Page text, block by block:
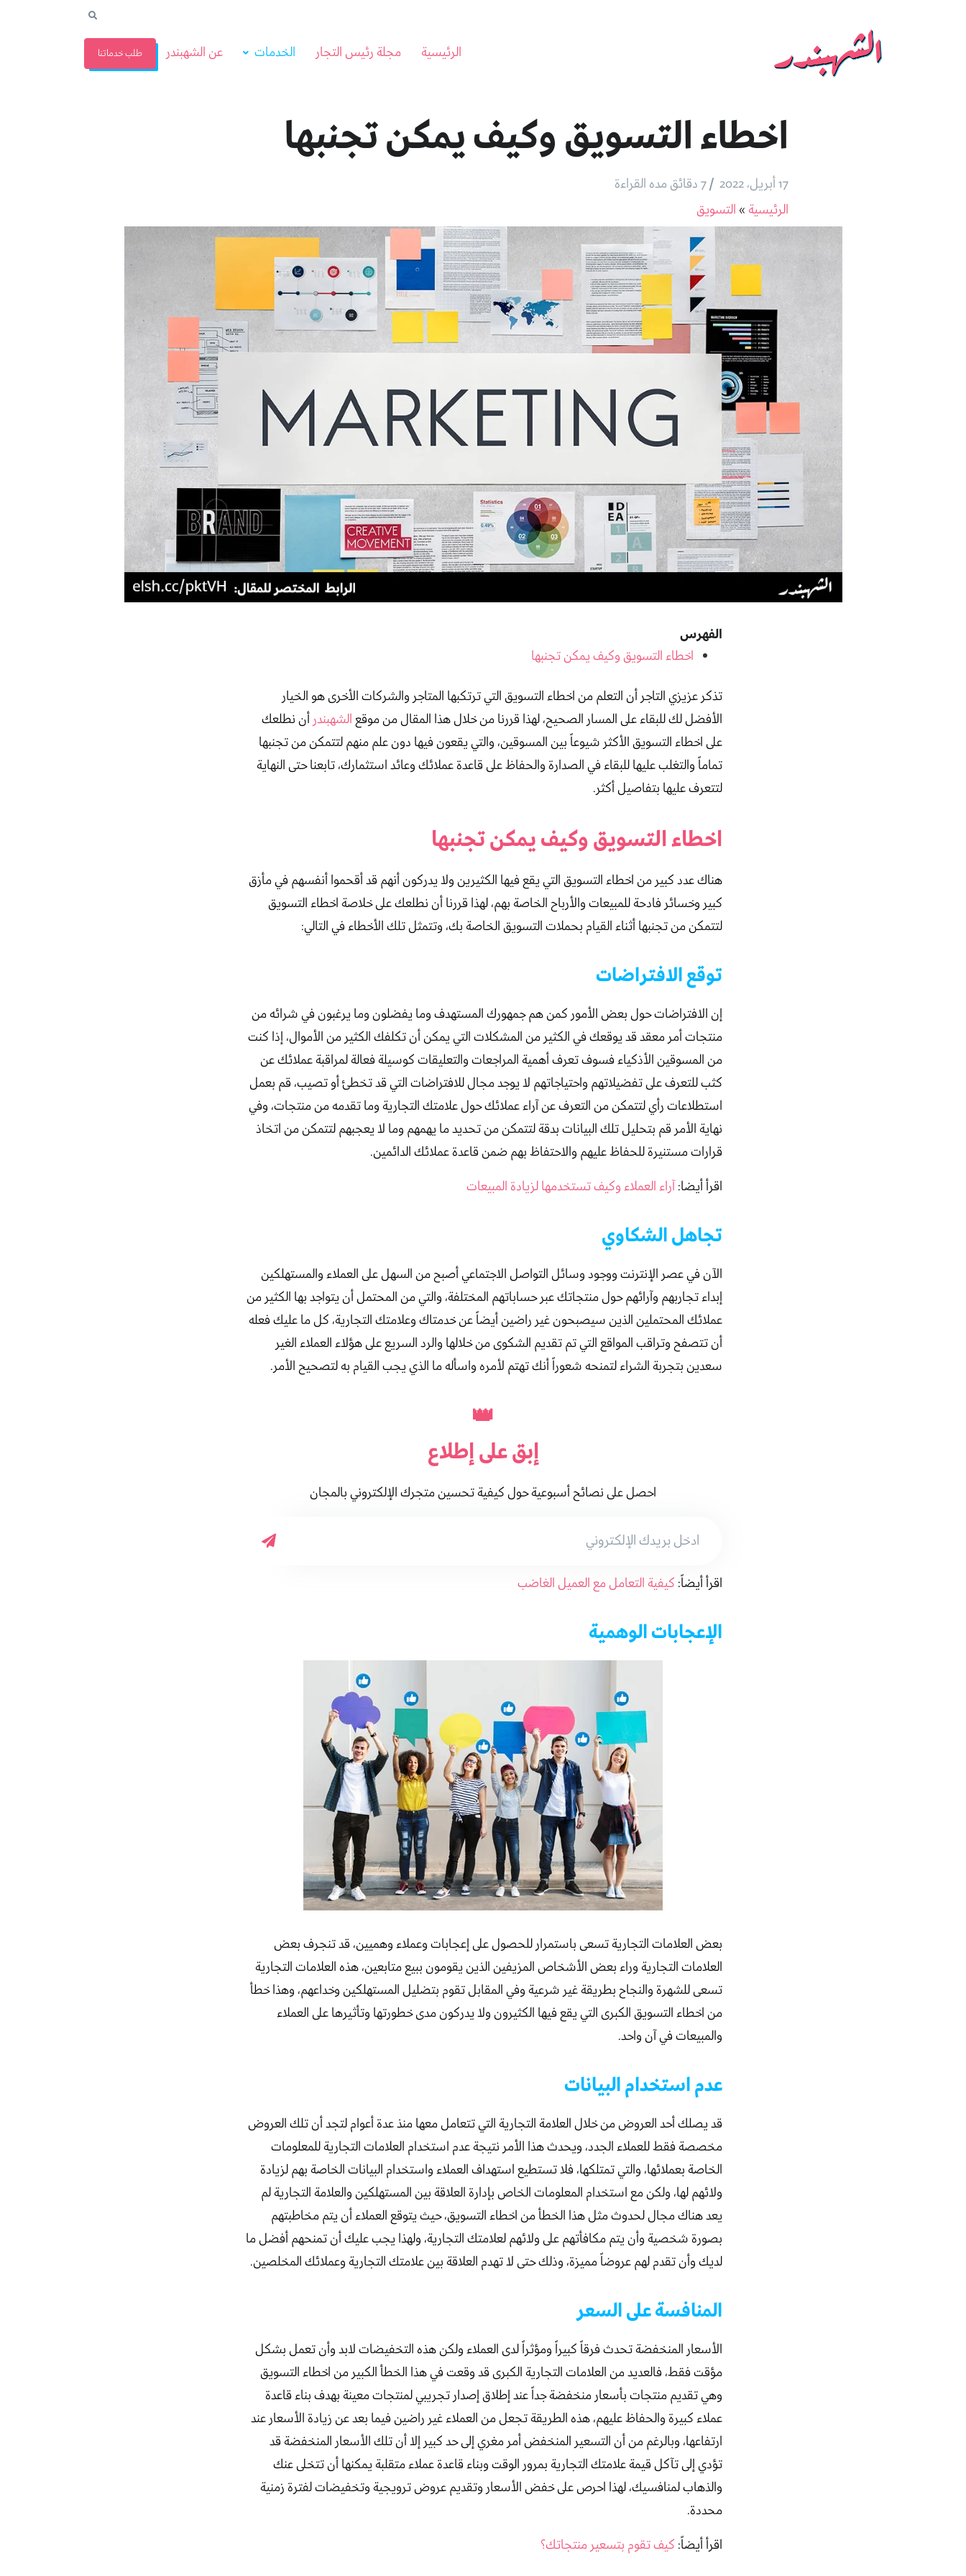
الرئيسية مجلة رئيس التجار الخدمات عن الشهبندر طلب خدماتنا
اخطاء التسويق وكيف يمكن تجنبها
17 أبريل، 2022 /7 دقائق مده القراءة
الرئيسية »التسويق
الفهرس
اخطاء التسويق وكيف يمكن تجنبها
تذكر عزيزي التاجر أن التعلم من اخطاء التسويق التي ترتكبها المتاجر والشركات الأخرى هو الخيار
الأفضل لك للبقاء على المسار الصحيح، لهذا قررنا من خلال هذا المقال من موقعالشهبندرأن نطلعك
على اخطاء التسويق الأكثر شيوعاً بين المسوقين، والتي يقعون فيها دون علم منهم لتتمكن من تجنبها
تماماً والتغلب عليها للبقاء في الصدارة والحفاظ على قاعدة عملائك وعائد استثمارك، تابعنا حتى النهاية
لتتعرف عليها بتفاصيل أكثر.
اخطاء التسويق وكيف يمكن تجنبها
هناك عدد كبير من اخطاء التسويق التي يقع فيها الكثيرين ولا يدركون أنهم قد أقحموا أنفسهم في مأزق
كبير وخسائر فادحة للمبيعات والأرباح الخاصة بهم، لهذا قررنا أن نطلعك على خلاصة اخطاء التسويق
لتتمكن من تجنبها أثناء القيام بحملات التسويق الخاصة بك، وتتمثل تلك الأخطاء في التالي:
توقع الافتراضات
إن الافتراضات حول بعض الأمور كمن هم جمهورك المستهدف وما يفضلون وما يرغبون في شرائه من
منتجات أمر معقد قد يوقعك في الكثير من المشكلات التي يمكن أن تكلفك الكثير من الأموال، إذا كنت
من المسوقين الأذكياء فسوف تعرف أهمية المراجعات والتعليقات كوسيلة فعالة لمراقبة عملائك عن
كثب للتعرف على تفضيلاتهم واحتياجاتهم لا يوجد مجال للافتراضات التي قد تخطئ أو تصيب، قم بعمل
استطلاعات رأي لتتمكن من التعرف عن آراء عملائك حول علامتك التجارية وما تقدمه من منتجات، وفي
نهاية الأمر قم بتحليل تلك البيانات بدقة لتتمكن من تحديد ما يهمهم وما لا يعجبهم لتتمكن من اتخاذ
قرارات مستنيرة للحفاظ عليهم والاحتفاظ بهم ضمن قاعدة عملائك الدائمين.
اقرأ أيضا:آراء العملاء وكيف تستخدمها لزيادة المبيعات
تجاهل الشكاوي
الآن في عصر الإنترنت ووجود وسائل التواصل الاجتماعي أصبح من السهل على العملاء والمستهلكين
إبداء تجاربهم وآرائهم حول منتجاتك عبر حساباتهم المختلفة، والتي من المحتمل أن يتواجد بها الكثير من
عملائك المحتملين الذين سيصبحون غير راضين أيضاً عن خدمتاك وعلامتك التجارية، كل ما عليك فعله
أن تتصفح وتراقب المواقع التي تم تقديم الشكوى من خلالها والرد السريع على هؤلاء العملاء الغير
سعدين بتجربة الشراء لتمنحه شعوراً أنك تهتم لأمره واسأله ما الذي يجب القيام به لتصحيح الأمر.
👑
إبق علىإطلاع
احصل على نصائح أسبوعية حول كيفية تحسين متجرك الإلكتروني بالمجان
اقرأ أيضاً: كيفية التعامل مع العميل الغاضب
الإعجابات الوهمية
بعض العلامات التجارية تسعى باستمرار للحصول على إعجابات وعملاء وهميين، قد تنجرف بعض
العلامات التجارية وراء بعض الأشخاص المزيفين الذين يقومون ببيع متابعين، هذه العلامات التجارية
تسعى للشهرة والنجاح بطريقة غير شرعية وفي المقابل تقوم بتضليل المستهلكين وخداعهم، وهذا خطأ
من اخطاء التسويق الكبرى التي يقع فيها الكثيرون ولا يدركون مدى خطورتها وتأثيرها على العملاء
والمبيعات في آن واحد.
عدم استخدام البيانات
قد يصلك أحد العروض من خلال العلامة التجارية التي تتعامل معها منذ عدة أعوام لتجد أن تلك العروض
مخصصة فقط للعملاء الجدد، ويحدث هذا الأمر نتيجة عدم استخدام العلامات التجارية للمعلومات
الخاصة بعملائها، والتي تمتلكها، فلا تستطيع استهداف العملاء واستخدام البيانات الخاصة بهم لزيادة
ولائهم لها، ولكن مع استخدام المعلومات الخاص بإدارة العلاقة بين المستهلكين والعلامة التجارية لم
يعد هناك مجال لحدوث مثل هذا الخطأ من اخطاء التسويق، حيث يتوقع العملاء أن يتم مخاطبتهم
بصورة شخصية وأن يتم مكافأتهم على ولائهم لعلامتك التجارية، ولهذا يجب عليك أن تمنحهم أفضل ما
لديك وأن تقدم لهم عروضاً مميزة، وذلك حتى لا تهدم العلاقة بين علامتك التجارية وعملائك المخلصين.
المنافسة على السعر
الأسعار المنخفضة تحدث فرقاً كبيراً ومؤثراً لدى العملاء ولكن هذه التخفيضات لابد وأن تعمل بشكل
مؤقت فقط، فالعديد من العلامات التجارية الكبرى قد وقعت في هذا الخطأ الكبير من اخطاء التسويق
وهي تقديم منتجات بأسعار منخفضة جداً عند إطلاق إصدار تجريبي لمنتجات معينة بهدف بناء قاعدة
عملاء كبيرة والحفاظ عليهم، هذه الطريقة تجعل من العملاء غير راضين فيما بعد عن زيادة الأسعار عند
ارتفاعها، وبالرغم من أن التسعير المنخفض أمر مغري إلى حد كبير إلا أن تلك الأسعار المنخفضة قد
تؤدي إلى تآكل قيمة علامتك التجارية بمرور الوقت وبناء قاعدة عملاء متقلبة يمكنها أن تتخلى عنك
والذهاب لمنافسيك، لهذا احرص على خفض الأسعار وتقديم عروض ترويجية وتخفيضات لفترة زمنية
محددة.
اقرأ أيضاً: كيف تقوم بتسعير منتجاتك؟